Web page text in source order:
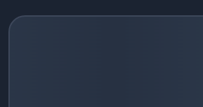
Загрузка событий...